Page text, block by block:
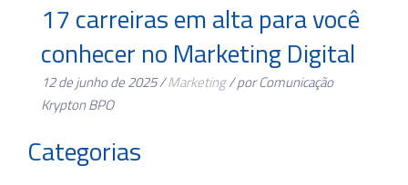
17 carreiras em alta para você
conhecer no Marketing Digital
12 de junho de 2025 /Marketing/ por Comunicação
Krypton BPO
Categorias